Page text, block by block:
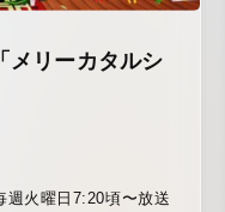
メリーカタルシ
週火曜日7:20頃〜放送